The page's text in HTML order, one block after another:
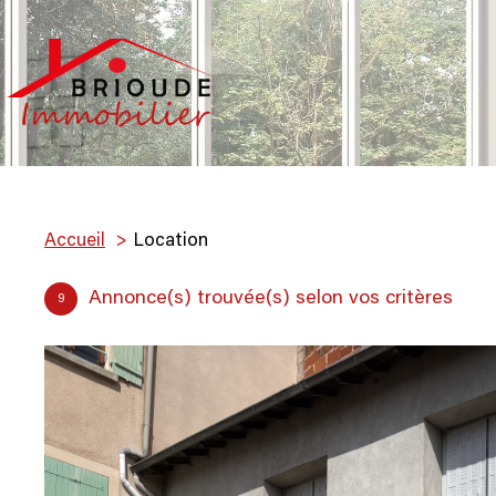
Accueil Location
9 Annonce(s) trouvée(s) selon vos critères